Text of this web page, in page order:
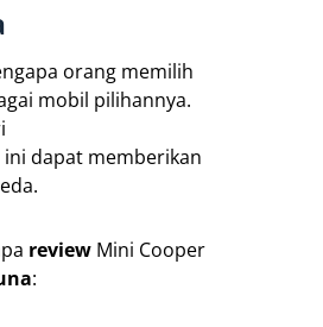
orang memilih
mobil pilihannya.
dapat memberikan
review Mini Cooper
: